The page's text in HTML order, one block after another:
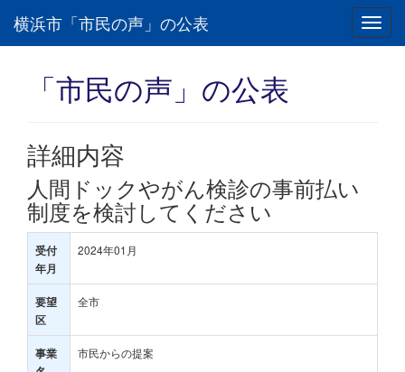
横浜市「市民の声」の公表
「市民の声」の公表
詳細内容
人間ドックやがん検診の事前払い
制度を検討してください
受付
年月
2024年01月
要望
区
全市
事業
市民からの提案